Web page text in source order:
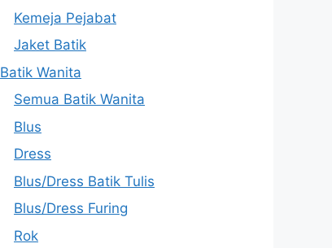
Kemeja Pejabat
Jaket Batik
Batik Wanita
Semua Batik Wanita
Blus
Dress
Blus/Dress Batik Tulis
Blus/Dress Furing
Rok